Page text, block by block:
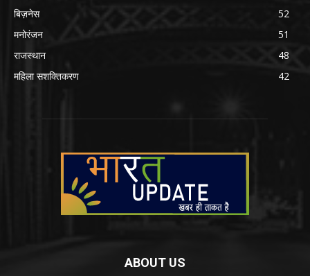
बिज़नेस
52
मनोरंजन
51
राजस्थान
48
महिला सशक्तिकरण
42
ABOUT US